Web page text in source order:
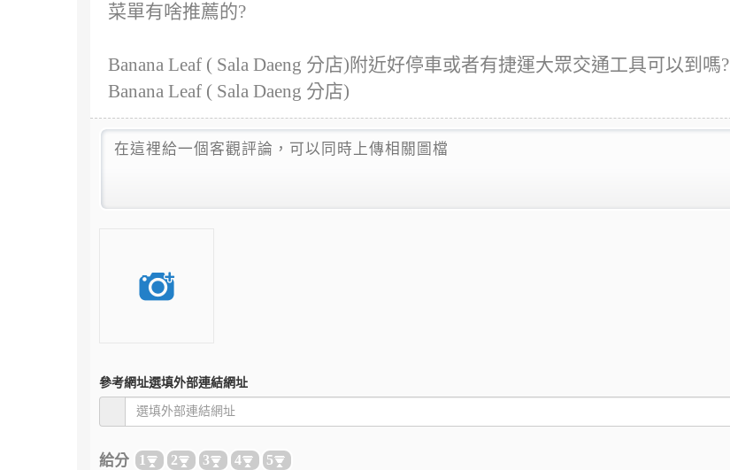
菜單有啥推薦的?
Banana Leaf ( Sala Daeng 分店)附近好停車或者有捷運大眾交通工具可以到嗎?
Banana Leaf ( Sala Daeng 分店)
參考網址選填外部連結網址
給分 1 2 3 4 5